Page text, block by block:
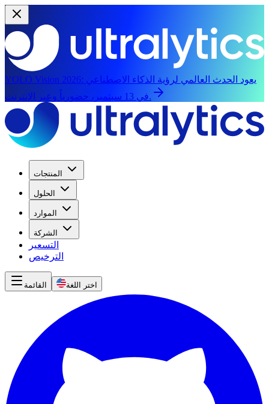
YOLO Vision 2026: يعود الحدث العالمي لرؤية الذكاء الاصطناعي
في 13 سبتمبر، حضورياً وعبر الإنترنت.
المنتجات
الحلول
الموارد
الشركة
التسعير
الترخيص
القائمة اختر اللغة